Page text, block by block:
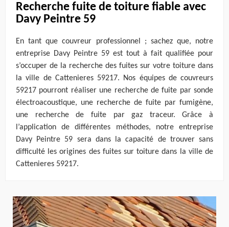
Recherche fuite de toiture fiable avec
Davy Peintre 59
En tant que couvreur professionnel ; sachez que, notre
entreprise Davy Peintre 59 est tout à fait qualifiée pour
s’occuper de la recherche des fuites sur votre toiture dans
la ville de Cattenieres 59217. Nos équipes de couvreurs
59217 pourront réaliser une recherche de fuite par sonde
électroacoustique, une recherche de fuite par fumigène,
une recherche de fuite par gaz traceur. Grâce à
l’application de différentes méthodes, notre entreprise
Davy Peintre 59 sera dans la capacité de trouver sans
difficulté les origines des fuites sur toiture dans la ville de
Cattenieres 59217.